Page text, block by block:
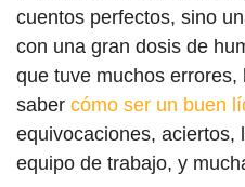
cuentos perfectos, sino
con una gran dosis de
que tuve muchos
saber cómo ser un buen
equivocaciones, aciertos,
equipo de trabajo, y